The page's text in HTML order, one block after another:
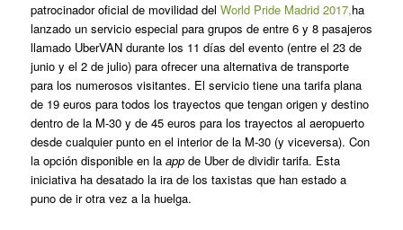
patrocinador oficial de movilidad del World Pride Madrid 2017,ha
lanzado un servicio especial para grupos de entre 6 y 8 pasajeros
llamado UberVAN durante los 11 días del evento (entre el 23 de
junio y el 2 de julio) para ofrecer una alternativa de transporte
para los numerosos visitantes. El servicio tiene una tarifa plana
de 19 euros para todos los trayectos que tengan origen y destino
dentro de la M-30 y de 45 euros para los trayectos al aeropuerto
desde cualquier punto en el interior de la M-30 (y viceversa). Con
la opción disponible en la appde Uber de dividir tarifa. Esta
iniciativa ha desatado la ira de los taxistas que han estado a
puno de ir otra vez a la huelga.